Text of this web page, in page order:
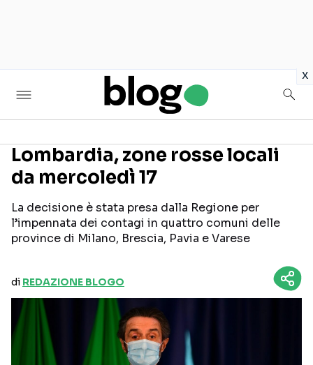
x
Seguici sui social
Lombardia, zone rosse locali
da mercoledì 17
La decisione è stata presa dalla Regione per
l’impennata dei contagi in quattro comuni delle
province di Milano, Brescia, Pavia e Varese
di REDAZIONE BLOGO